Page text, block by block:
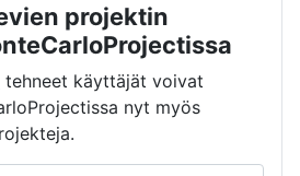
projektin
tehneet käyttäjät voivat
nyt myös